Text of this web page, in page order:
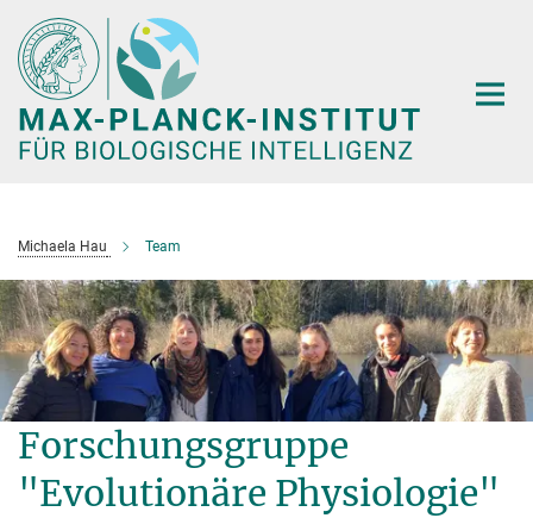
Hauptinhalt
Michaela Hau Team
Forschungsgruppe
"Evolutionäre Physiologie"